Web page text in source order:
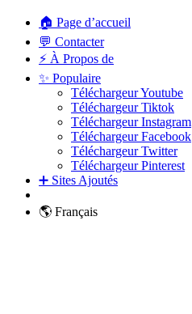
🏠 Page d’accueil
💬 Contacter
⚡ À Propos de
✨ Populaire
Téléchargeur Youtube
Téléchargeur Tiktok
Téléchargeur Instagram
Téléchargeur Facebook
Téléchargeur Twitter
Téléchargeur Pinterest
➕ Sites Ajoutés
🌎 Français